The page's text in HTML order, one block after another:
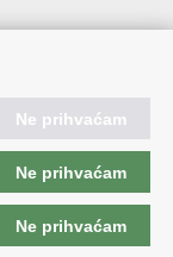
Ne prihvaćam
Ne prihvaćam
Ne prihvaćam